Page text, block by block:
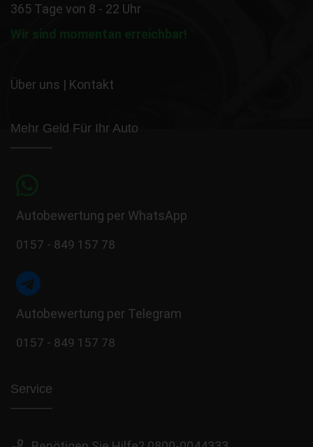
365 Tage von 8 - 22 Uhr
Wir sind momentan erreichbar!
Über uns | Kontakt
Mehr Geld Für Ihr Auto
Autobewertung per WhatsApp
0157 - 849 157 78
Autobewertung per Telegram
0157 - 849 157 78
Service